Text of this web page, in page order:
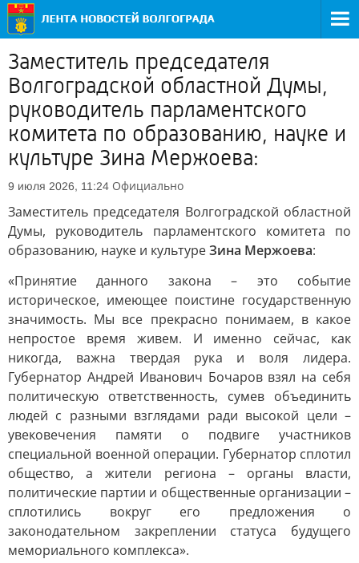
Заместитель председателя
Волгоградской областной Думы,
руководитель парламентского
комитета по образованию, науке и
культуре Зина Мержоева:
9 июля 2026, 11:24 Официально
Заместитель председателя Волгоградской областной
Думы, руководитель парламентского комитета по
образованию, науке и культуреЗина Мержоева:
«Принятие данного закона – это событие
историческое, имеющее поистине государственную
значимость. Мы все прекрасно понимаем, в какое
непростое время живем. И именно сейчас, как
никогда, важна твердая рука и воля лидера.
Губернатор Андрей Иванович Бочаров взял на себя
политическую ответственность, сумев объединить
людей с разными взглядами ради высокой цели –
увековечения памяти о подвиге участников
специальной военной операции. Губернатор сплотил
общество, а жители региона – органы власти,
политические партии и общественные организации –
сплотились вокруг его предложения о
законодательном закреплении статуса будущего
мемориального комплекса».